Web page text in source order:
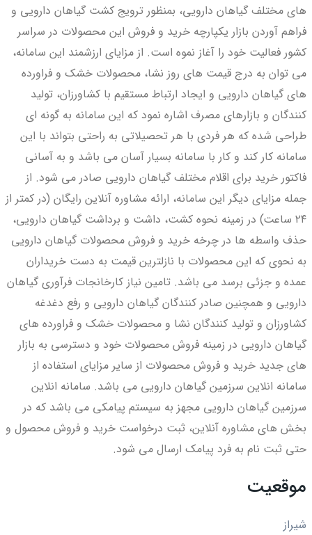
های مختلف گیاهان دارویی، بمنظور ترویج کشت گیاهان دارویی و
فراهم آوردن بازار یکپارچه خرید و فروش این محصولات در سراسر
کشور فعالیت خود را آغاز نموه است. از مزایای ارزشمند این سامانه،
می توان به درج قیمت های روز نشا، محصولات خشک و فراورده
های گیاهان دارویی و ایجاد ارتباط مستقیم با کشاورزان، تولید
کنندگان و بازارهای مصرف اشاره نمود که این سامانه به گونه ای
طراحی شده که هر فردی با هر تحصیلاتی به راحتی بتواند با این
سامانه کار کند و کار با سامانه بسیار آسان می باشد و به آسانی
فاکتور خرید برای اقلام مختلف گیاهان دارویی صادر می شود. از
جمله مزایای دیگر این سامانه، ارائه مشاوره آنلاین رایگان (در کمتر از
۲۴ ساعت) در زمینه نحوه کشت، داشت و برداشت گیاهان دارویی،
حذف واسطه ها در چرخه خرید و فروش محصولات گیاهان دارویی
به نحوی که این محصولات با نازلترین قیمت به دست خریداران
عمده و جزئی برسد می باشد. تامین نیاز کارخانجات فرآوری گیاهان
دارویی و همچنین صادر کنندگان گیاهان دارویی و رفع دغدغه
کشاورزان و تولید کنندگان نشا و محصولات خشک و فراورده های
گیاهان دارویی در زمینه فروش محصولات خود و دسترسی به بازار
های جدید خرید و فروش محصولات از سایر مزایای استفاده از
سامانه انلاین سرزمین گیاهان دارویی می باشد. سامانه انلاین
سرزمین گیاهان دارویی مجهز به سیستم پیامکی می باشد که در
بخش های مشاوره آنلاین، ثبت درخواست خرید و فروش محصول و
حتی ثبت نام به فرد پیامک ارسال می شود.
موقعیت
شیراز